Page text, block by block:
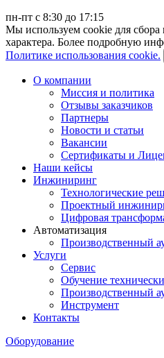
пн-пт с 8:30 до 17:15
Мы используем cookie для
характера. Более подробную
Политике использования cookie.
О компании
Миссия и политика
Отзывы заказчиков
Партнеры
Новости и статьи
Вакансии
Сертификаты и
Наши кейсы
Инжиниринг
Технологические
Проектный
Цифровая
Автоматизация
Производственный
Услуги
Сервис
Обучение
Производственный
Инструмент
Контакты
Оборудование